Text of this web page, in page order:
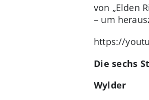
von „Elden
– um
https://
Die sechs
Wylder